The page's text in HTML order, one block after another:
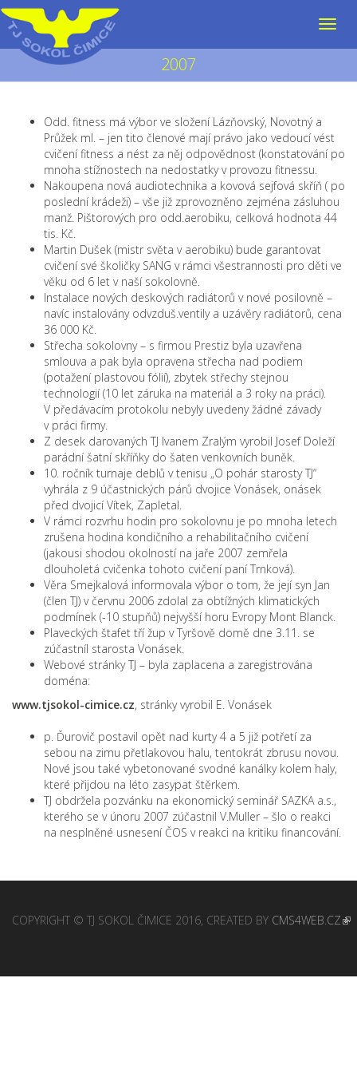
2007
Odd. fitness má výbor ve složení Lázňovský, Novotný a
Průžek ml. – jen tito členové mají právo jako vedoucí vést
cvičení fitness a nést za něj odpovědnost (konstatování po
mnoha stížnostech na nedostatky v provozu fitnessu.
Nakoupena nová audiotechnika a kovová sejfová skříň ( po
poslední krádeži) – vše již zprovozněno zejména zásluhou
manž. Pištorových pro odd.aerobiku, celková hodnota 44
tis. Kč.
Martin Dušek (mistr světa v aerobiku) bude garantovat
cvičení své školičky SANG v rámci všestrannosti pro děti ve
věku od 6 let v naší sokolovně.
Instalace nových deskových radiátorů v nové posilovně –
navíc instalovány odvzduš.ventily a uzávěry radiátorů, cena
36 000 Kč.
Střecha sokolovny – s firmou Prestiz byla uzavřena
smlouva a pak byla opravena střecha nad podiem
(potažení plastovou fólií), zbytek střechy stejnou
technologií (10 let záruka na materiál a 3 roky na práci).
V předávacím protokolu nebyly uvedeny žádné závady
v práci firmy.
Z desek darovaných TJ Ivanem Zralým vyrobil Josef Doleží
parádní šatní skříňky do šaten venkovních buněk.
10. ročník turnaje deblů v tenisu „O pohár starosty TJ“
vyhrála z 9 účastnických párů dvojice Vonásek, onásek
před dvojicí Vítek, Zapletal.
V rámci rozvrhu hodin pro sokolovnu je po mnoha letech
zrušena hodina kondičního a rehabilitačního cvičení
(jakousi shodou okolností na jaře 2007 zemřela
dlouholetá cvičenka tohoto cvičení paní Trnková).
Věra Smejkalová informovala výbor o tom, že její syn Jan
(člen TJ) v červnu 2006 zdolal za obtížných klimatických
podmínek (-10 stupňů) nejvyšší horu Evropy Mont Blanck.
Plaveckých štafet tří žup v Tyršově domě dne 3.11. se
zúčastníl starosta Vonásek.
Webové stránky TJ – byla zaplacena a zaregistrována
doména:
www.tjsokol-cimice.cz, stránky vyrobil E. Vonásek
p. Ďurovič postavil opět nad kurty 4 a 5 již potřetí za
sebou na zimu přetlakovou halu, tentokrát zbrusu novou.
Nové jsou také vybetonované svodné kanálky kolem haly,
které přijdou na léto zasypat štěrkem.
TJ obdržela pozvánku na ekonomický seminář SAZKA a.s.,
kterého se v únoru 2007 zúčastnil V.Muller – šlo o reakci
na nesplněné usnesení ČOS v reakci na kritiku financování.
COPYRIGHT © TJ SOKOL ČIMICE 2016, CREATED BY CMS4WEB.CZ